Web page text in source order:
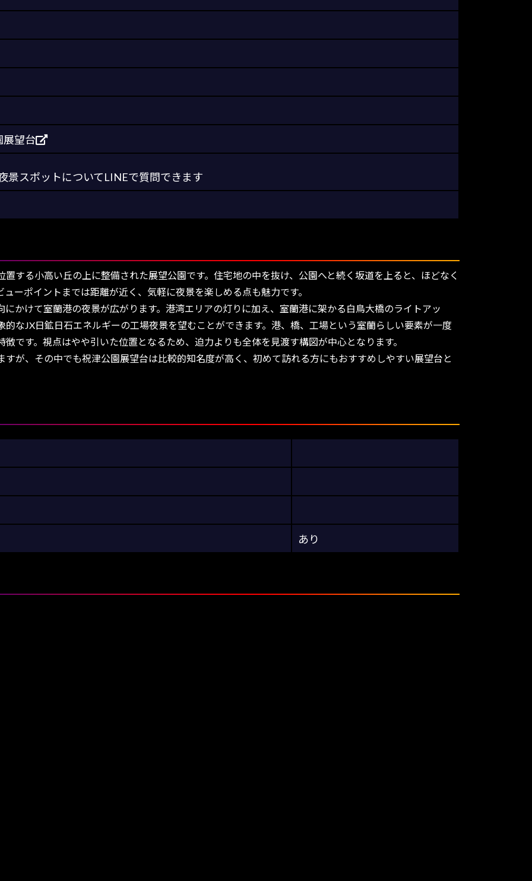
展望台
スポットについてLINEで質問できます
する小高い丘の上に整備された展望公園です。住宅地の中を抜け、公園へと続く坂道を上ると、ほどなく
ーポイントまでは距離が近く、気軽に夜景を楽しめる点も魅力です。
かけて室蘭港の夜景が広がります。港湾エリアの灯りに加え、室蘭港に架かる白鳥大橋のライトアッ
なJX日鉱日石エネルギーの工場夜景を望むことができます。港、橋、工場という室蘭らしい要素が一度
です。視点はやや引いた位置となるため、迫力よりも全体を見渡す構図が中心となります。
が、その中でも祝津公園展望台は比較的知名度が高く、初めて訪れる方にもおすすめしやすい展望台と
あり